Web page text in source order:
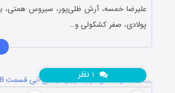
علیرضا خمسه، آرش ظلی‌پور، سیروس همتی،
پولادی، صفر کشکولی و…
دانلود فصل دوم سریال نیسان آبی قسمت 8 هشتم
نظر